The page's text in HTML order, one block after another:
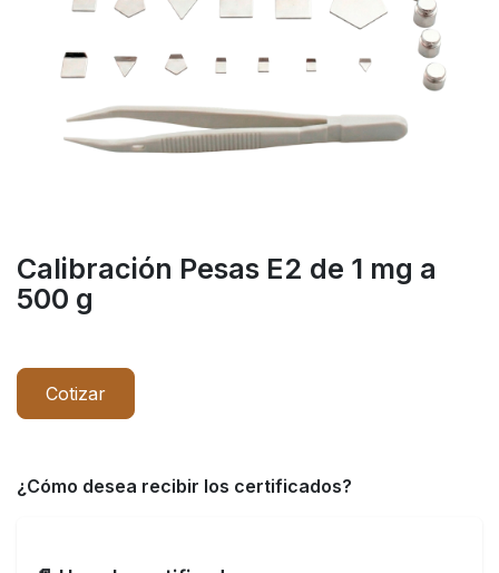
Calibración Pesas E2 de 1 mg a
500 g
Cotizar
¿Cómo desea recibir los certificados?